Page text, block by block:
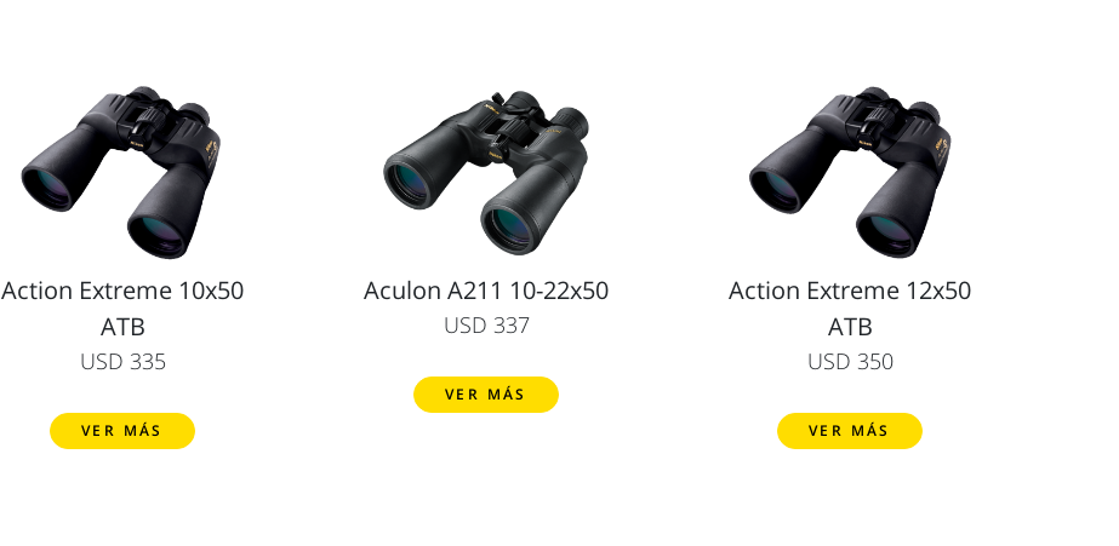
Action Extreme 10x50
ATB
USD 335
VER MÁS
Aculon A211 10-22x50
USD 337
VER MÁS
Action Extreme 12x50
ATB
USD 350
VER MÁS